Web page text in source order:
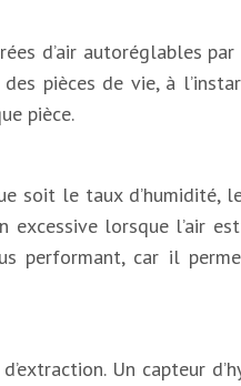
d’air autoréglables
pièces de vie, à
pièce.
soit le taux
lorsque l’air
performant, car il
Un capteur